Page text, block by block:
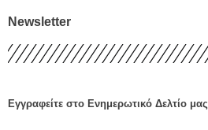
Newsletter
Εγγραφείτε στο Ενημερωτικό Δελτίο μας